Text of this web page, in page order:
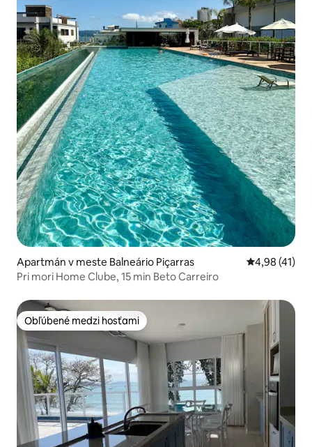
Apartmán v meste Balneário Piçarras Priemerné
4,98 (41)
Pri mori Home Clube, 15 min Beto Carreiro
Obľúbené medzi hosťami
Obľúbené medzi hosťami